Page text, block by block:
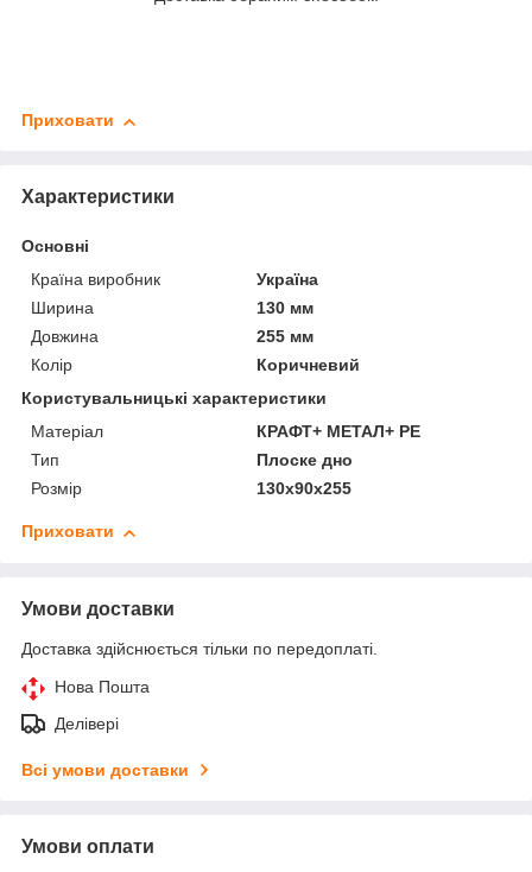
Приховати
Характеристики
Основні
Країна виробник
Україна
Ширина
130 мм
Довжина
255 мм
Колір
Коричневий
Користувальницькі характеристики
Матеріал
КРАФТ+ МЕТАЛ+ PE
Тип
Плоске дно
Розмір
130х90х255
Приховати
Умови доставки
Доставка здійснюється тільки по передоплаті.
Нова Пошта
Делівері
Всі умови доставки
Умови оплати